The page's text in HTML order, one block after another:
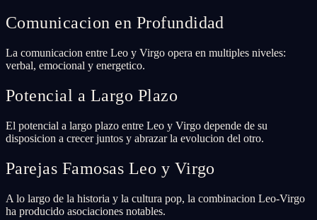
Comunicacion en Profundidad
La comunicacion entre Leo y Virgo opera en multiples niveles:
verbal, emocional y energetico.
Potencial a Largo Plazo
El potencial a largo plazo entre Leo y Virgo depende de su
disposicion a crecer juntos y abrazar la evolucion del otro.
Parejas Famosas Leo y Virgo
A lo largo de la historia y la cultura pop, la combinacion Leo-Virgo
ha producido asociaciones notables.